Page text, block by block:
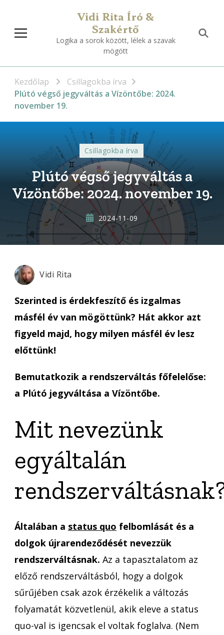
Vidi Rita Író &
Szakértő
Logika a sorok között, lélek a szavak
mögött
Kezdőlap
Csillagokba írva
Plútó végső jegyváltás a Vízöntőbe: 2024.
november 19.
Csillagokba írva
Plútó végső jegyváltás a
Vízöntőbe: 2024. november 19.
2024-11-09
Vidi Rita
Szerinted is érdekfeszítő és izgalmas
másfél év van mögöttünk? Hát akkor azt
figyeld majd, hogy milyen másfél év lesz
előttünk!
Bemutatkozik a rendszerváltás főfelelőse:
a Plútó jegyváltása a Vízöntőbe.
Mit nevezünk
egyáltalán
Általában a status quo felbomlását és a
dolgok újrarendeződését nevezzük
rendszerváltásnak. Az a tapasztalatom az
előző rendszerváltásból, hogy a dolgok
sűrűjében csak azok érzékelik a változás
folyamatát közvetlenül, akik eleve a status
quo-val is igencsak el voltak foglalva. (Nem